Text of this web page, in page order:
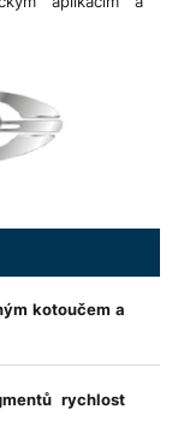
kotoučem a
pro plošné
betonu,
Jejich
rychlost